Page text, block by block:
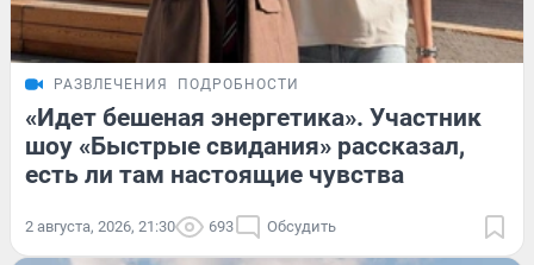
РАЗВЛЕЧЕНИЯ ПОДРОБНОСТИ
«Идет бешеная энергетика». Участник
шоу «Быстрые свидания» рассказал,
есть ли там настоящие чувства
2 августа, 2026, 21:30 693 Обсудить